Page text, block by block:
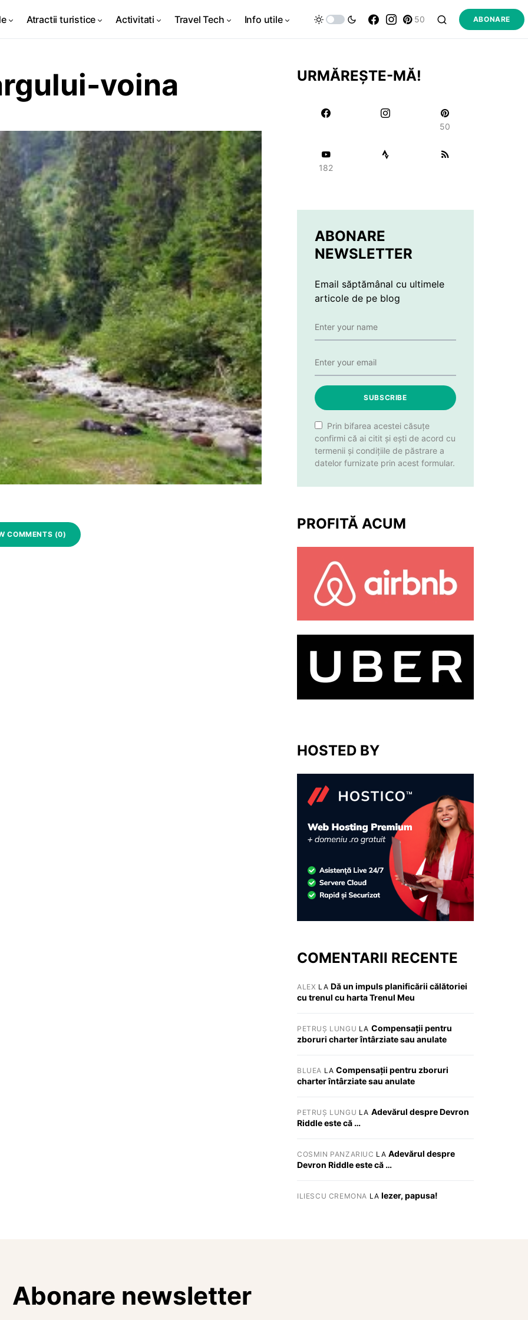
Atractii turistice Activitati Travel Tech Info utile 50 ABONARE
voina
COMMENTS (0)
URMĂREȘTE-MĂ!
50
182
ABONARE
NEWSLETTER
Email săptămânal cu ultimele
articole de pe blog
SUBSCRIBE
Prin bifarea acestei căsuțe
confirmi că ai citit și ești de acord cu
termenii și condițiile de păstrare a
datelor furnizate prin acest formular.
PROFITĂ ACUM
HOSTED BY
COMENTARII RECENTE
ALEX LA Dă un impuls planificării călătoriei
cu trenul cu harta Trenul Meu
PETRUȘ LUNGU LA Compensații pentru
zboruri charter întârziate sau anulate
BLUEA LACompensații pentru zboruri
charter întârziate sau anulate
PETRUȘ LUNGU LA Adevărul despre Devron
Riddle este că …
COSMIN PANZARIUC LA Adevărul despre
Devron Riddle este că …
ILIESCU CREMONA LA Iezer, papusa!
Abonare newsletter